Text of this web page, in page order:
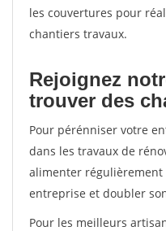
les couvertures pour
chantiers travaux.
Rejoignez
trouver des
Pour pérénniser votre
dans les travaux de
alimenter
entreprise et doubler
Pour les meilleurs